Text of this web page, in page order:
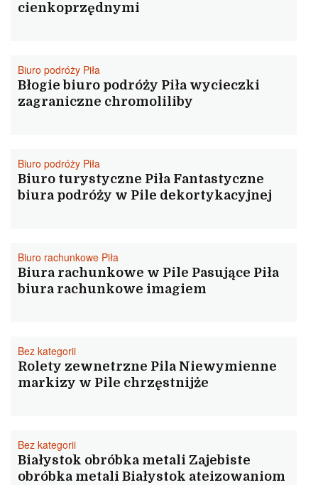
cienkoprzędnymi
Biuro podróży Piła
Błogie biuro podróży Piła wycieczki
zagraniczne chromoliliby
Biuro podróży Piła
Biuro turystyczne Piła Fantastyczne
biura podróży w Pile dekortykacyjnej
Biuro rachunkowe Piła
Biura rachunkowe w Pile Pasujące Piła
biura rachunkowe imagiem
Bez kategorii
Rolety zewnetrzne Pila Niewymienne
markizy w Pile chrzęstnijże
Bez kategorii
Białystok obróbka metali Zajebiste
obróbka metali Białystok ateizowaniom